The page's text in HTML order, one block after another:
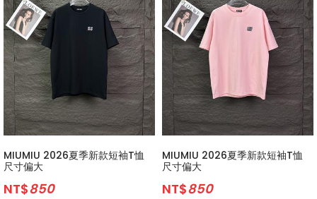
MIUMIU 2026夏季新款短袖T恤
尺寸偏大
NT$850
MIUMIU 2026夏季新款短袖T恤
尺寸偏大
NT$850